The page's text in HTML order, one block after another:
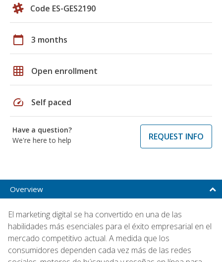
Code ES-GES2190
calendar_today 3 months
grid_on Open enrollment
speed Self paced
Have a question?
We're here to help
REQUEST INFO
Overview
El marketing digital se ha convertido en una de las
habilidades más esenciales para el éxito empresarial en el
mercado competitivo actual. A medida que los
consumidores dependen cada vez más de las redes